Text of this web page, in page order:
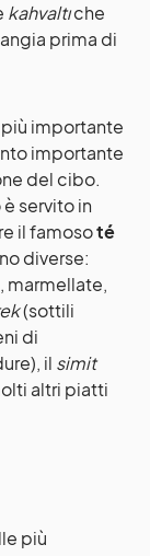
kahvaltıche
prima di
più importante
importante
del cibo.
servito in
il famosoté
diverse:
marmellate,
(sottili
di
il simit
altri piatti
più